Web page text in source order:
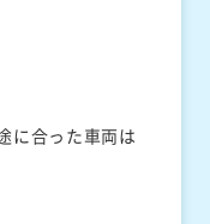
に合った車両は